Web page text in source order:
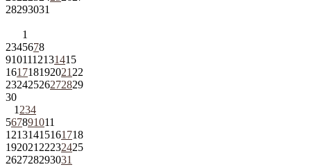
28293031
1
2345678
9101112131415
161718192021 22
23242526272829
30
1 234
567891011
12131415161718
192021 22232425
262728293031